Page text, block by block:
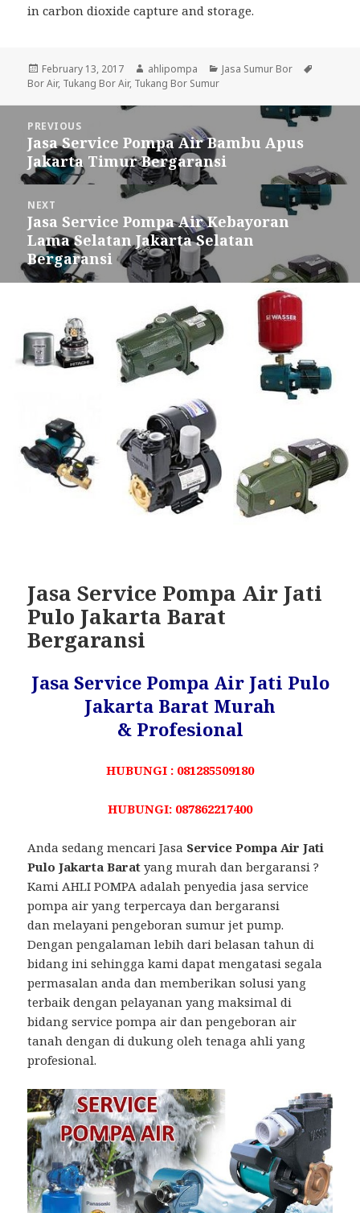
in carbon dioxide capture and storage.
Posted
on
February 13, 2017 Author
ahlipompa Categories
Jasa Sumur Bor
Bor Air, Tukang Bor Air, Tukang Bor Sumur
navigation
PREVIOUS
Previous
post:
Jasa Service Pompa Air Bambu Apus
Jakarta Timur Bergaransi
NEXT
Next
post:
Jasa Service Pompa Air Kebayoran
Lama Selatan Jakarta Selatan
Bergaransi
Jasa Service Pompa Air Jati
Pulo Jakarta Barat
Bergaransi
Jasa Service Pompa Air Jati Pulo
Jakarta Barat Murah
& Profesional
HUBUNGI : 081285509180
HUBUNGI: 087862217400
Anda sedang mencari Jasa Service Pompa Air Jati
Pulo Jakarta Barat yang murah dan bergaransi ?
Kami AHLI POMPA adalah penyedia jasa service
pompa air yang terpercaya dan bergaransi
dan melayani pengeboran sumur jet pump.
Dengan pengalaman lebih dari belasan tahun di
bidang ini sehingga kami dapat mengatasi segala
permasalan anda dan memberikan solusi yang
terbaik dengan pelayanan yang maksimal di
bidang service pompa air dan pengeboran air
tanah dengan di dukung oleh tenaga ahli yang
profesional.